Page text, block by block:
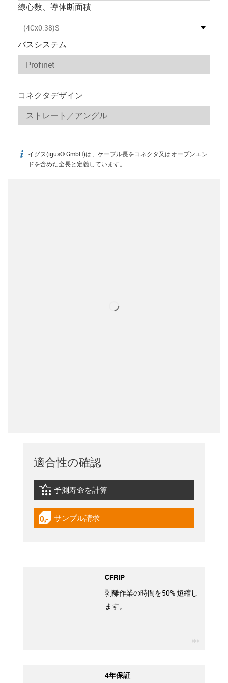
線心数、導体断面積
(4Cx0.38)S
バスシステム
コネクタデザイン
igus-icon-info
イグス(igus® GmbH)は、ケーブル長をコネクタ又はオープンエン
ドを含めた全長と定義しています。
適合性の確認
igus-icon-lebensdauerrechner
予測寿命を計算
igus-icon-gratismuster
サンプル請求
CFRIP
剥離作業の時間を50% 短縮し
ます。
4年保証